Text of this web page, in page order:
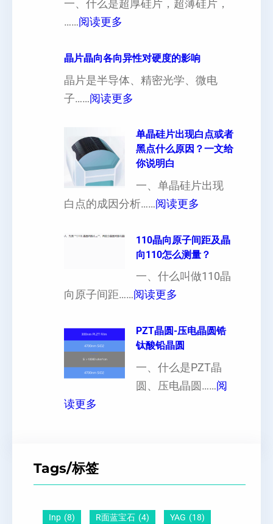
一、什么是超厚硅片，超薄硅片，
……阅读更多
寸
超
厚
也
以
定
超
薄
硅
晶片晶向各向异性对硬度的影响
晶片是半导体、精密光学、微电
子……阅读更多
片
晶
向
各
向
性
对
硬
度
影
响
单晶硅片出现白点或者
黑点什么原因？一文给
你说明白
一、单晶硅片出现
白点的成因分析……阅读更多
晶
硅
片
白
或
者
？
110晶向原子间距及晶
向110怎么测量？
一、什么叫做110晶
向原子间距……阅读更多
1
0
晶
向
向
PZT晶圆-压电晶圆锆
钛酸铅晶圆
一、什么是PZT晶
圆、压电晶圆……阅
读更多
晶
-
Tags/标签
Inp (8) R面蓝宝石 (4) YAG (18)